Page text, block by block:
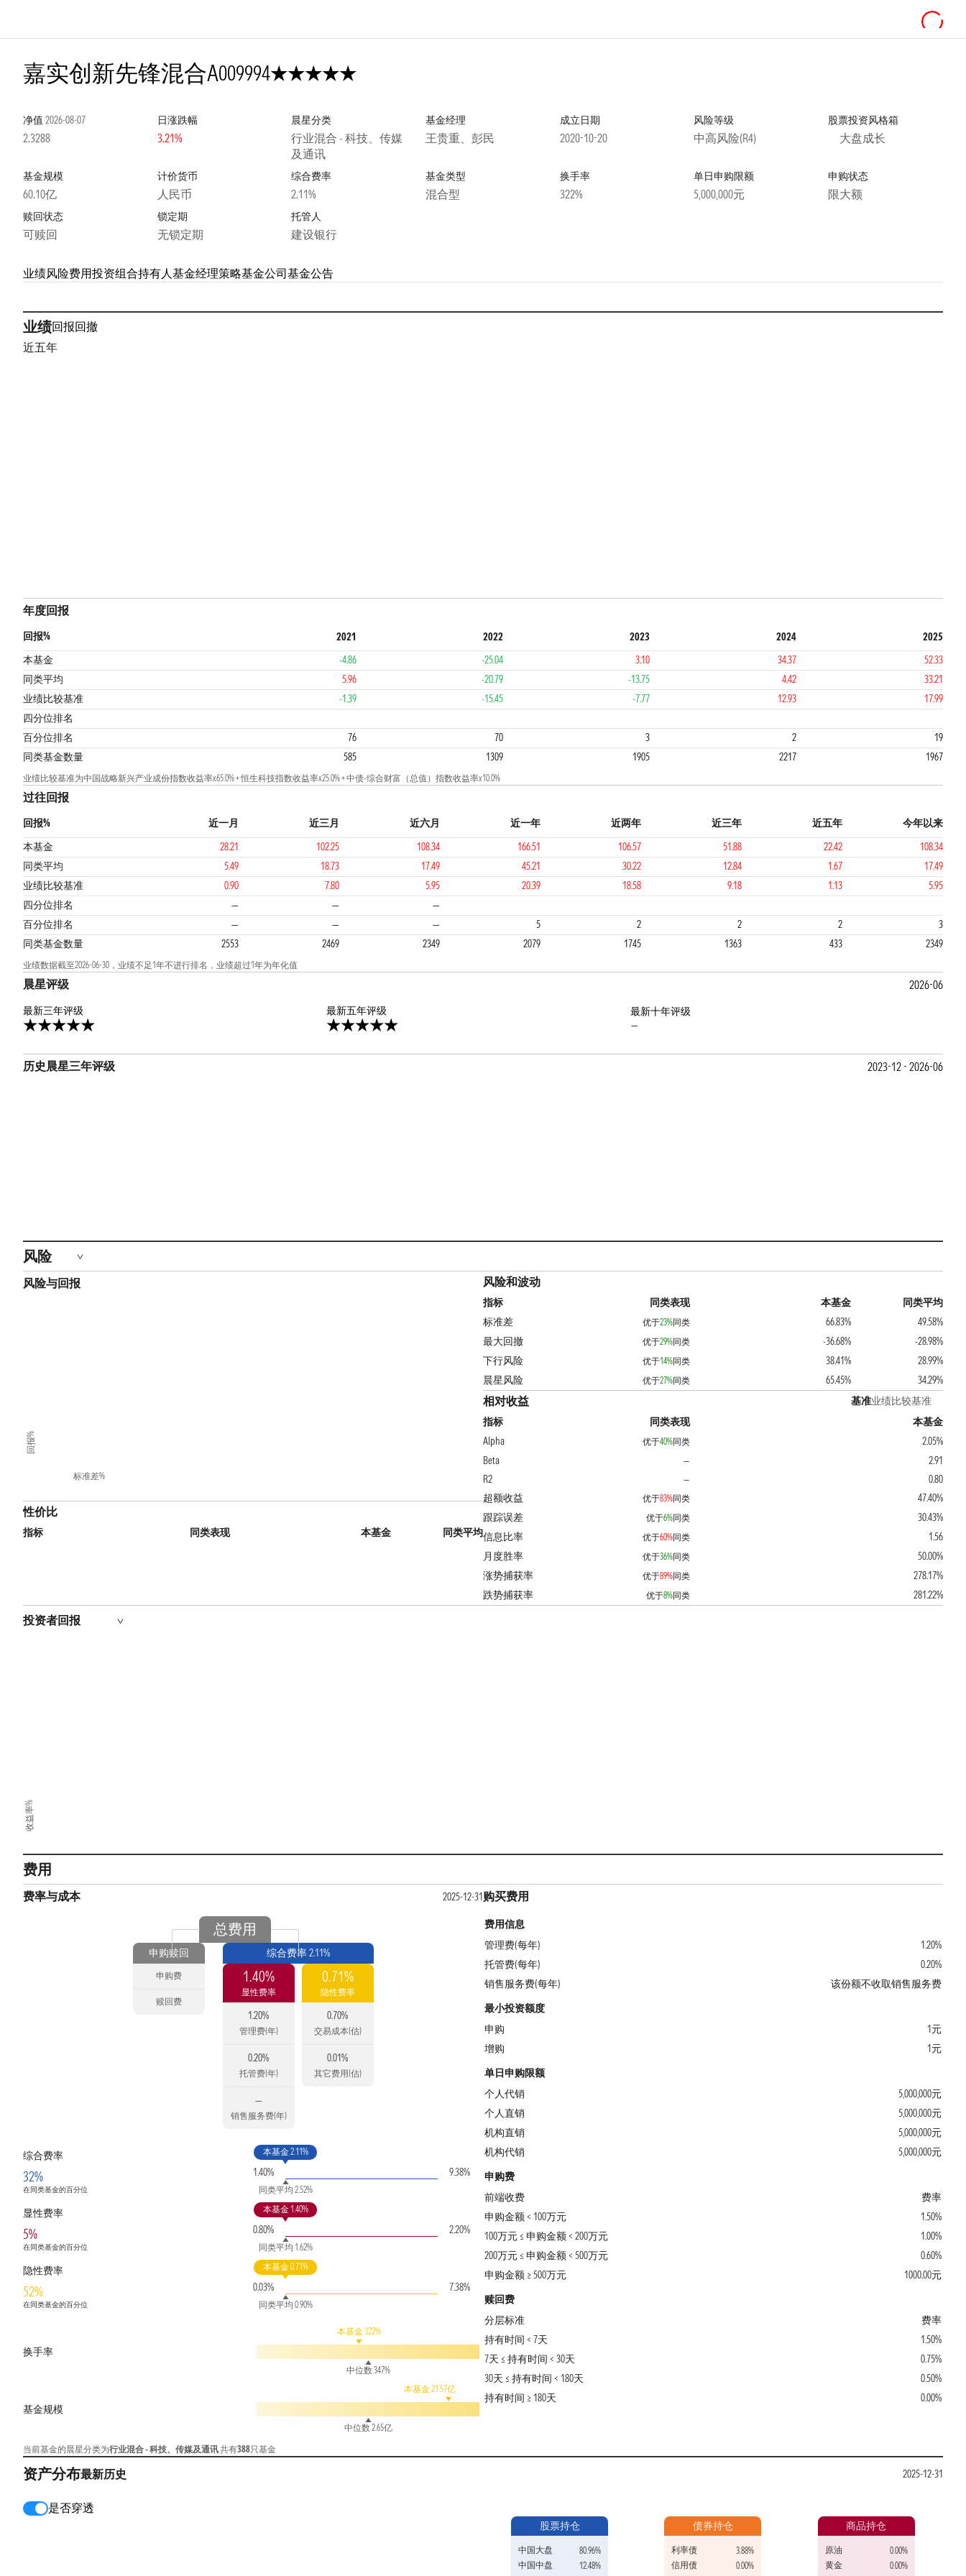
嘉实创新先锋混合A009994
净值 2026-08-07
2.3288
日涨跌幅
3.21%
晨星分类
行业混合 - 科技、传媒
及通讯
基金经理
王贵重、彭民
成立日期
2020-10-20
风险等级
中高风险(R4)
股票投资风格箱
大盘成长
基金规模
60.10亿
计价货币
人民币
综合费率
2.11%
基金类型
混合型
换手率
322%
单日申购限额
5,000,000元
申购状态
限大额
赎回状态
可赎回
锁定期
无锁定期
托管人
建设银行
业绩风险费用投资组合持有人基金经理策略基金公司基金公告
业绩回报回撤
近五年
年度回报
回报% 2021 2022 2023 2024
2025
本基金
-4.86 -25.04 3.10 34.37
52.33
同类平均
5.96 -20.79 -13.75 4.42
33.21
业绩比较基准
-1.39 -15.45 -7.77 12.93
17.99
四分位排名
4 3 1 1 1
百分位排名 76 70 3 2
19
同类基金数量
585 1309 1905 2217 1967
业绩比较基准为中国战略新兴产业成份指数收益率x65.0% + 恒生科技指数收益率x25.0% + 中债-综合财富（总值）指数收益率x10.0%
过往回报
回报% 近一月 近三月 近六月 近一年 近两年 近三年 近五年
今年以来
本基金
28.21 102.25 108.34 166.51 106.57 51.88 22.42
108.34
同类平均
5.49 18.73 17.49 45.21 30.22 12.84 1.67
17.49
业绩比较基准
0.90 7.80 5.95 20.39 18.58 9.18 1.13
5.95
四分位排名
— — —
1 1 1 1 1
百分位排名 — — — 5 2 2 2
3
同类基金数量
2553 2469 2349 2079 1745 1363 433 2349
业绩数据截至2026-06-30，业绩不足1年不进行排名，业绩超过1年为年化值
晨星评级 2026-06
最新三年评级 最新五年评级
5星
最新十年评级
—
历史晨星三年评级 2023-12 - 2026-06
风险
风险与回报
标准差%
回报%
性价比
指标 同类表现 本基金 同类平均
风险和波动
指标 同类表现 本基金
同类平均
标准差
优于23%同类 66.83%
49.58%
最大回撤
优于29%同类 -36.68%
-28.98%
下行风险
优于14%同类 38.41%
28.99%
晨星风险
优于27%同类 65.45% 34.29%
相对收益 基准业绩比较基准
指标
同类表现
本基金
Alpha
优于40%同类
2.05%
Beta
—
2.91
R2
—
0.80
超额收益
优于83%同类
47.40%
跟踪误差
优于6%同类
30.43%
信息比率
优于60%同类
1.56
月度胜率
优于36%同类
50.00%
涨势捕获率
优于89%同类
278.17%
跌势捕获率
优于8%同类 281.22%
投资者回报
收益率%
费用
费率与成本 2025-12-31
总费用
申购赎回
申购费
赎回费
综合费率 2.11%
1.40%
显性费率
1.20%
管理费(年)
0.20%
托管费(年)
—
销售服务费(年)
0.71%
隐性费率
0.70%
交易成本(估)
0.01%
其它费用(估)
综合费率
32%
在同类基金的百分位
1.40%
本基金 2.11%
同类平均 2.52%
9.38%
显性费率
5%
在同类基金的百分位
0.80%
本基金 1.40%
同类平均 1.62%
2.20%
隐性费率
52%
在同类基金的百分位
0.03%
本基金 0.71%
同类平均 0.90%
7.38%
换手率
本基金 322%
中位数 347%
基金规模
本基金 21.57亿
中位数 2.65亿
当前基金的晨星分类为行业混合 - 科技、传媒及通讯共有388只基金
购买费用
费用信息
管理费(每年)
1.20%
托管费(每年)
0.20%
销售服务费(每年)
该份额不收取销售服务费
最小投资额度
申购
1元
增购
1元
单日申购限额
个人代销
5,000,000元
个人直销
5,000,000元
机构直销
5,000,000元
机构代销
5,000,000元
申购费
前端收费
费率
申购金额 < 100万元
1.50%
100万元 ≤ 申购金额 < 200万元
1.00%
200万元 ≤ 申购金额 < 500万元
0.60%
申购金额 ≥ 500万元
1000.00元
赎回费
分层标准
费率
持有时间 < 7天
1.50%
7天 ≤ 持有时间 < 30天
0.75%
30天 ≤ 持有时间 < 180天
0.50%
持有时间 ≥ 180天
0.00%
资产分布最新历史 2025-12-31
是否穿透
股票持仓
中国大盘
80.96%
中国中盘
12.48%
债券持仓
利率债
3.88%
信用债
0.00%
商品持仓
原油
0.00%
黄金
0.00%